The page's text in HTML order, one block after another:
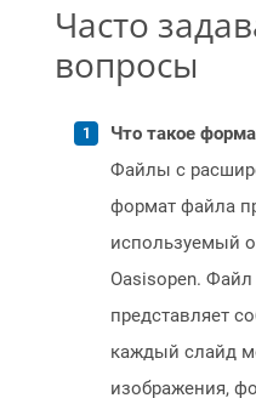
Часто
вопросы
Что такое
Файлы с
формат файла
используемый
Oasisopen. Файл
представляет
каждый слайд
изображения,